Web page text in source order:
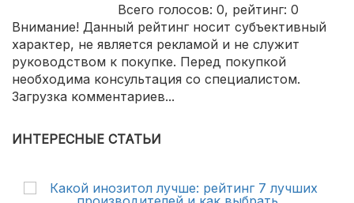
Всего голосов: 0, рейтинг: 0
Внимание! Данный рейтинг носит субъективный
характер, не является рекламой и не служит
руководством к покупке. Перед покупкой
необходима консультация со специалистом.
Загрузка комментариев...
ИНТЕРЕСНЫЕ СТАТЬИ